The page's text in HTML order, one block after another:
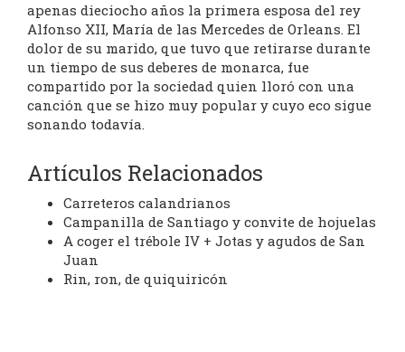
apenas dieciocho años la primera esposa del rey
Alfonso XII, María de las Mercedes de Orleans. El
dolor de su marido, que tuvo que retirarse durante
un tiempo de sus deberes de monarca, fue
compartido por la sociedad quien lloró con una
canción que se hizo muy popular y cuyo eco sigue
sonando todavía.
Artículos Relacionados
Carreteros calandrianos
Campanilla de Santiago y convite de hojuelas
A coger el trébole IV + Jotas y agudos de San
Juan
Rin, ron, de quiquiricón